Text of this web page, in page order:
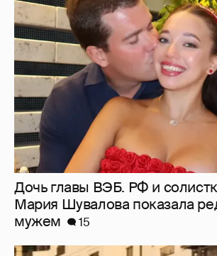
Дочь главы ВЭБ. РФ и
Мария Шувалова показала
мужем
15